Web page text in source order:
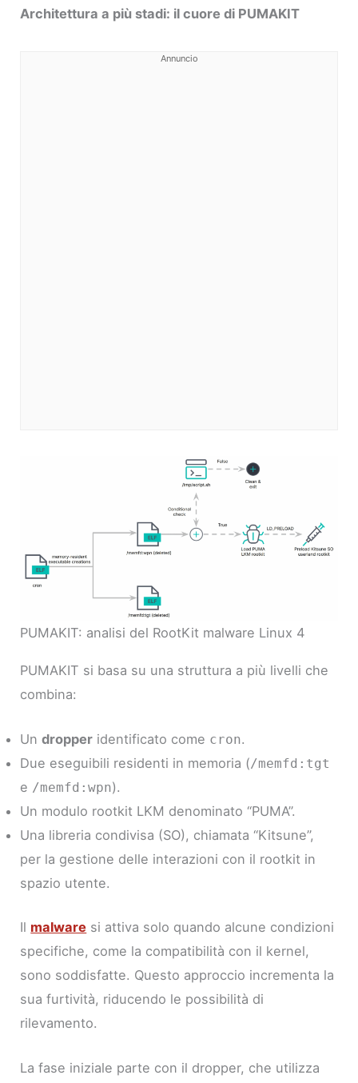
Architettura a più stadi: il cuore di PUMAKIT
Annuncio
PUMAKIT: analisi del RootKit malware Linux 4
PUMAKIT si basa su una struttura a più livelli che
combina:
Undropper identificato come cron.
Due eseguibili residenti in memoria (/memfd:tgt
e /memfd:wpn).
Un modulo rootkit LKM denominato “PUMA”.
Una libreria condivisa (SO), chiamata “Kitsune”,
per la gestione delle interazioni con il rootkit in
spazio utente.
Il malware si attiva solo quando alcune condizioni
specifiche, come la compatibilità con il kernel,
sono soddisfatte. Questo approccio incrementa la
sua furtività, riducendo le possibilità di
rilevamento.
La fase iniziale parte con il dropper, che utilizza